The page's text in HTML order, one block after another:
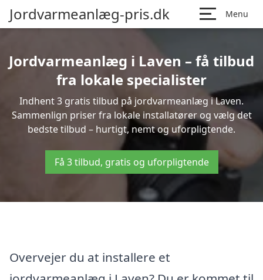
Jordvarmeanlæg-pris.dk Menu
Jordvarmeanlæg i Laven – få tilbud
fra lokale specialister
Indhent 3 gratis tilbud på jordvarmeanlæg i Laven.
Sammenlign priser fra lokale installatører og vælg det
bedste tilbud – hurtigt, nemt og uforpligtende.
Få 3 tilbud, gratis og uforpligtende
Overvejer du at installere et